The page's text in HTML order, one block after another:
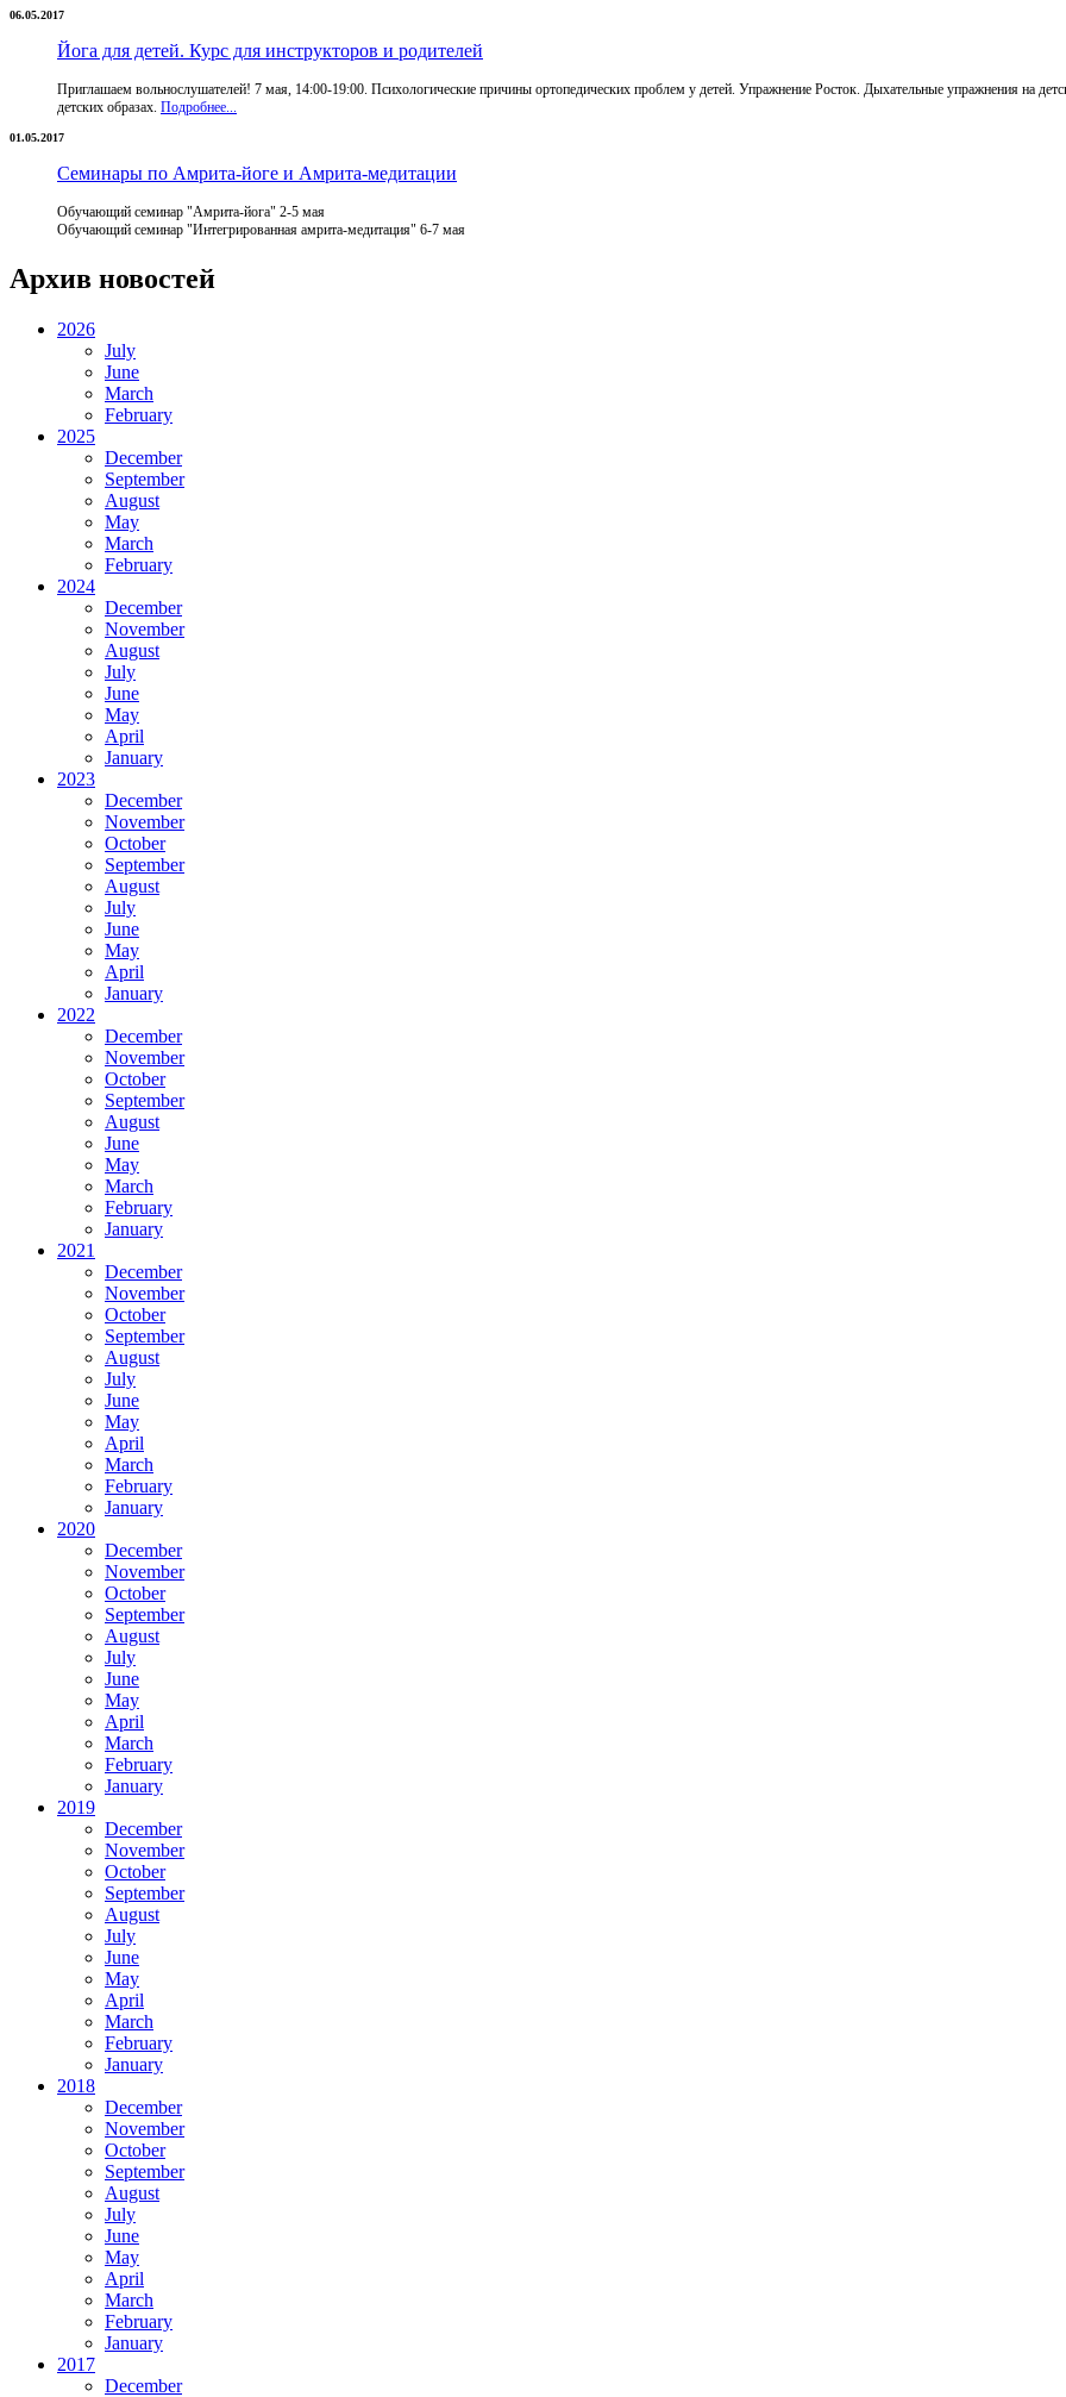
06.05.2017
Йога для детей. Курс для инструкторов и родителей
Приглашаем вольнослушателей! 7 мая, 14:00-19:00. Психологические причины ортопедических проблем у детей. Упражнение Росток. Дыхательные упражнения на
детских образах. Подробнее...
01.05.2017
Семинары по Амрита-йоге и Амрита-медитации
Обучающий семинар "Амрита-йога" 2-5 мая
Обучающий семинар "Интегрированная амрита-медитация" 6-7 мая
Архив новостей
2026
July
June
March
February
2025
December
September
August
May
March
February
2024
December
November
August
July
June
May
April
January
2023
December
November
October
September
August
July
June
May
April
January
2022
December
November
October
September
August
June
May
March
February
January
2021
December
November
October
September
August
July
June
May
April
March
February
January
2020
December
November
October
September
August
July
June
May
April
March
February
January
2019
December
November
October
September
August
July
June
May
April
March
February
January
2018
December
November
October
September
August
July
June
May
April
March
February
January
2017
December